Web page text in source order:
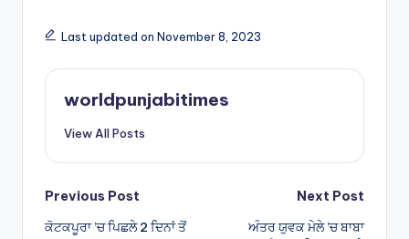
a
ts
A
p
ar
e
Last updated on November 8, 2023
worldpunjabitimes
View All Posts
Post
Previous Post
ਕੋਟਕਪੂਰਾ ’ਚ ਪਿਛਲੇ 2 ਦਿਨਾਂ ਤੋਂ
Next Post
ਅੰਤਰ ਯੁਵਕ ਮੇਲੇ ’ਚ ਬਾਬਾ